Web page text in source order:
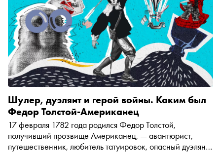
Шулер, дуэлянт и герой войны. Каким был
Федор Толстой-Американец
17 февраля 1782 года родился Федор Толстой,
получивший прозвище Американец, — авантюрист,
путешественник, любитель татуировок, опасный дуэлянт,